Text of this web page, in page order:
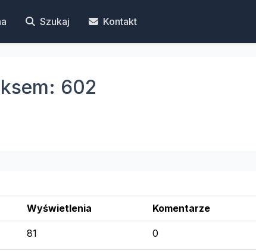
Szukaj Kontakt
602
Wyświetlenia Komentarze
81 0